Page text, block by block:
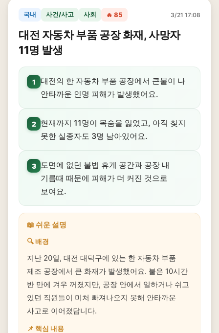
국내 사건/사고 사회 🔥 85 3/21 17:08
대전 자동차 부품 공장 화재, 사망자
11명 발생
1
대전의 한 자동차 부품 공장에서 큰불이 나
안타까운 인명 피해가 발생했어요.
2
현재까지 11명이 목숨을 잃었고, 아직 찾지
못한 실종자도 3명 남아있어요.
3
도면에 없던 불법 휴게 공간과 공장 내
기름때 때문에 피해가 더 커진 것으로
보여요.
📖 쉬운 설명
🔍 배경
지난 20일, 대전 대덕구에 있는 한 자동차 부품
제조 공장에서 큰 화재가 발생했어요. 불은 10시간
반 만에 겨우 꺼졌지만, 공장 안에서 일하거나 쉬고
있던 직원들이 미처 빠져나오지 못해 안타까운
사고로 이어졌답니다.
📌 핵심 내용